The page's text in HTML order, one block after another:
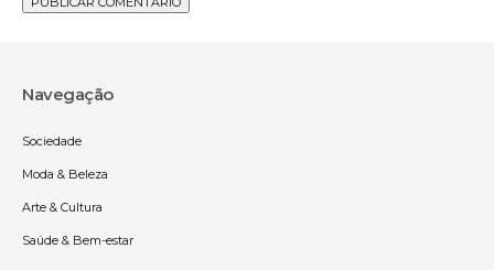
Navegação
Sociedade
Moda & Beleza
Arte & Cultura
Saúde & Bem-estar